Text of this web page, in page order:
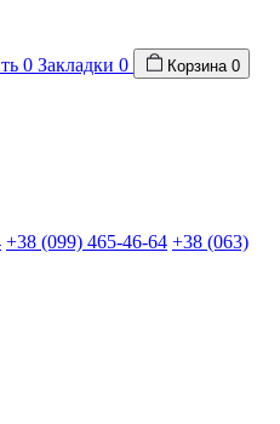
0 Закладки 0 Корзина 0
+38 (099) 465-46-64 +38 (063)